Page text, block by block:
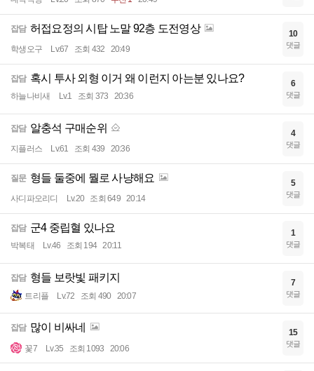
잡담 허접요정의 시탑 노말 92층 도전영상
학생오구 Lv.67 조회 432 20:49
10
댓글
잡담 혹시 투사 외형 이거 왜 이런지 아는분 있나요?
하늘나비새 Lv.1 조회 373 20:36
6
댓글
잡담 알충석 구매순위
지플러스 Lv.61 조회 439 20:36
4
댓글
질문 형들 둘중에 뭘로 사냥해요
사디파오리디 Lv.20 조회 649 20:14
5
댓글
잡담 군4 중립혈 있나요
박복태 Lv.46 조회 194 20:11
1
댓글
잡담 형들 보랏빛 패키지
트리플 Lv.72 조회 490 20:07
7
댓글
잡담 많이 비싸네
꽃7 Lv.35 조회 1093 20:06
15
댓글